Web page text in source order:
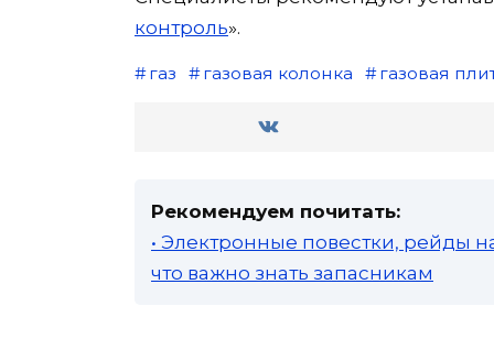
контроль».
газ газовая колонка газовая
Рекомендуем почитать:
• Электронные повестки, рейды
что важно знать запасникам